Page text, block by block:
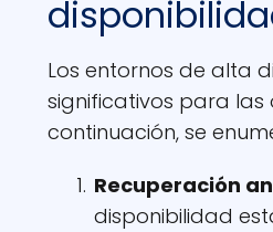
Los entornos de alta
significativos para las
continuación, se
Recuperación
disponibilidad